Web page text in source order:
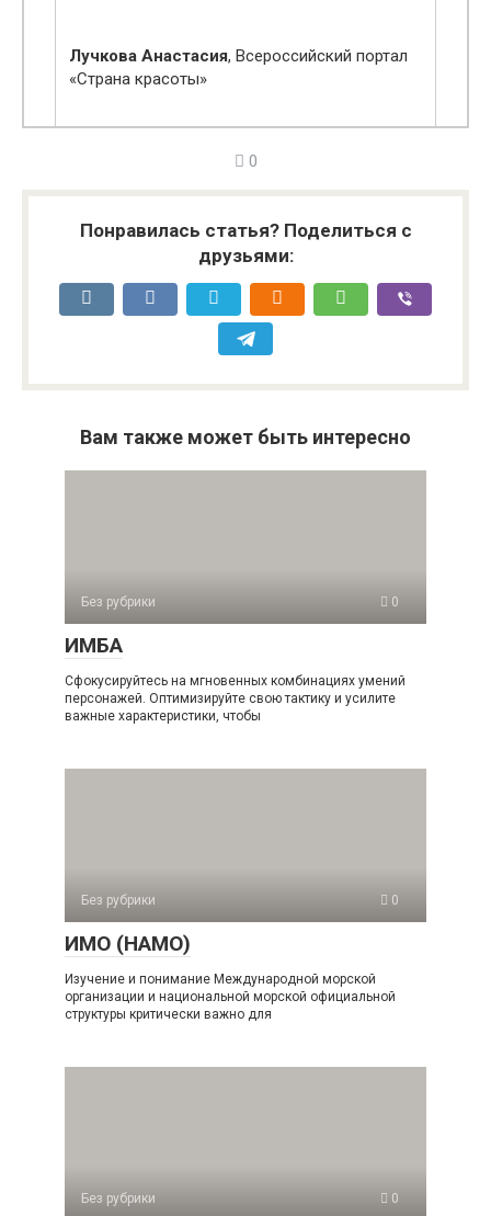
Лучкова Анастасия, Всероссийский портал
«Страна красоты»
0
Понравилась статья? Поделиться с
друзьями:
Вам также может быть интересно
Без рубрики 0
ИМБА
Сфокусируйтесь на мгновенных комбинациях умений
персонажей. Оптимизируйте свою тактику и усилите
важные характеристики, чтобы
Без рубрики 0
ИМО (НАМО)
Изучение и понимание Международной морской
организации и национальной морской официальной
структуры критически важно для
Без рубрики 0